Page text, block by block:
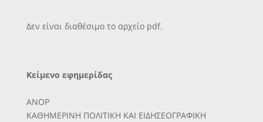
Δεν είναι διαθέσιμο το αρχείο pdf.
Κείμενο εφημερίδας
ΑΝΟΡ
ΚΑΘΗΜΕΡΙΝΗ ΠΟΛΙΤΙΚΗ ΚΑΙ ΕΙΔΗΣΕΟΓΡΑΦΙΚΗ